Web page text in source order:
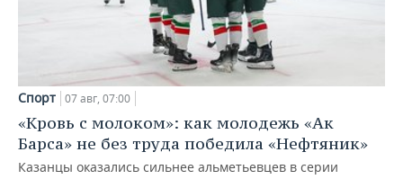
Спорт 07 авг, 07:00
«Кровь с молоком»: как молодежь «Ак
Барса» не без труда победила «Нефтяник»
Казанцы оказались сильнее альметьевцев в серии